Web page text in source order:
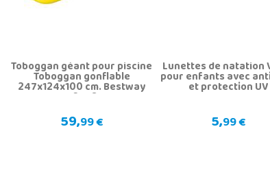
Toboggan géant pour piscine
Toboggan gonflable
247x124x100 cm. Bestway
52453
59,99 €
Lunettes de natation
pour enfants avec
et protection UV
5,99 €